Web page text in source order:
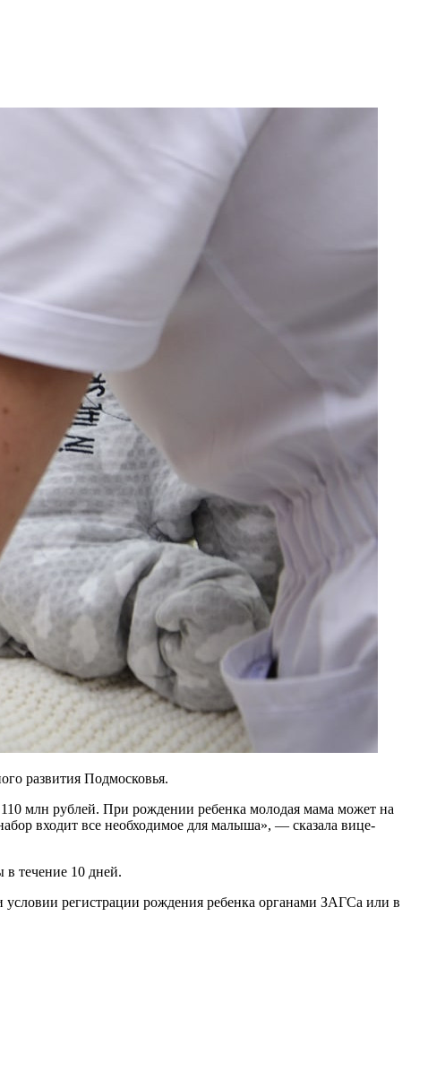
развития Подмосковья.
млн рублей. При рождении ребенка молодая мама может на
входит все необходимое для малыша», — сказала вице-
в течение 10 дней.
регистрации рождения ребенка органами ЗАГСа или в